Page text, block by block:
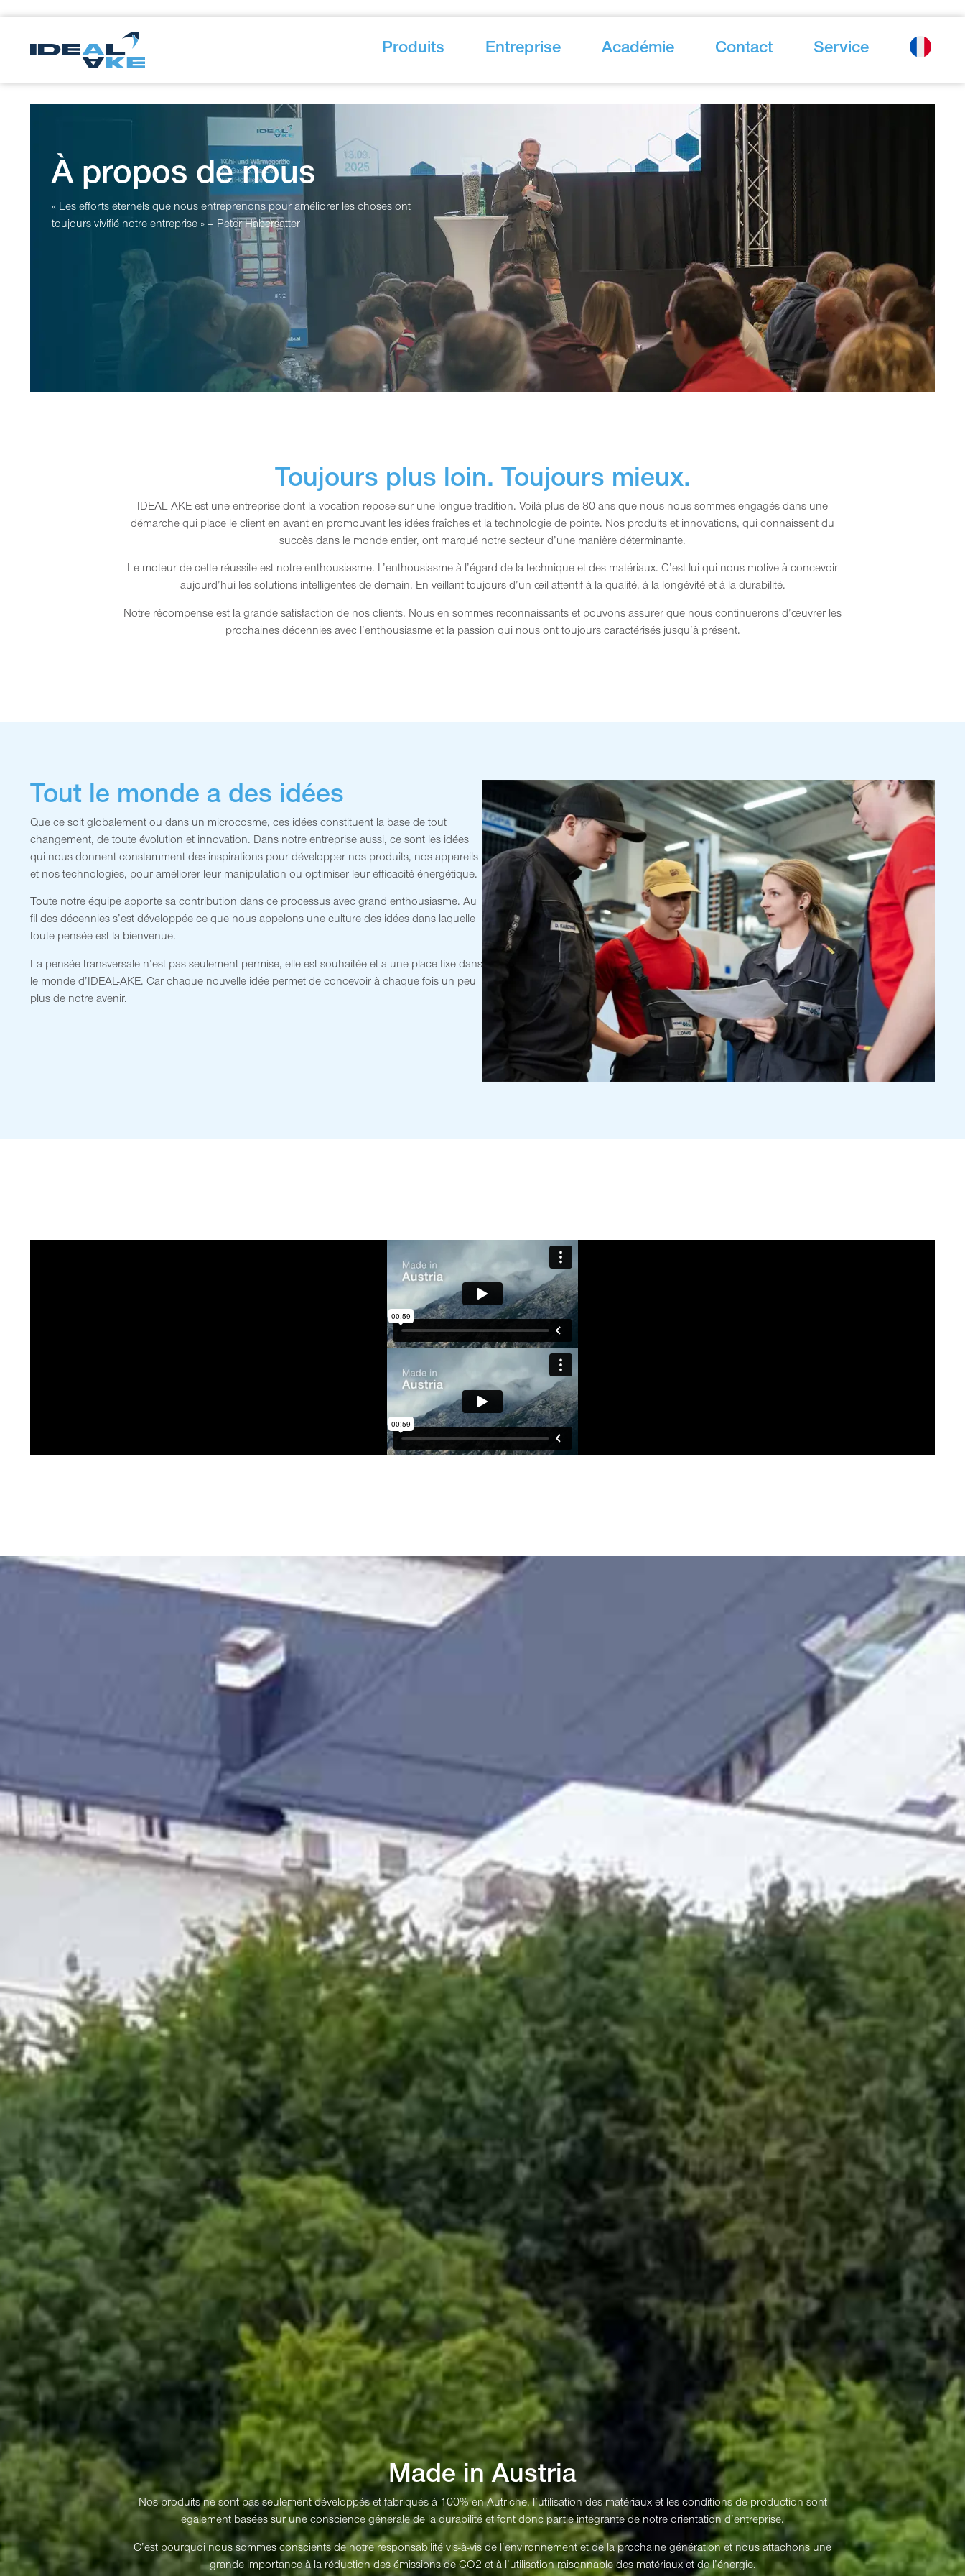
Produits Entreprise Académie Contact Service
À propos de nous
« Les efforts éternels que nous entreprenons pour améliorer les choses ont
toujours vivifié notre entreprise » – Peter Habersatter
Toujours plus loin. Toujours mieux.
IDEAL AKE est une entreprise dont la vocation repose sur une longue tradition. Voilà plus de 80 ans que nous nous sommes engagés dans une
démarche qui place le client en avant en promouvant les idées fraîches et la technologie de pointe. Nos produits et innovations, qui connaissent du
succès dans le monde entier, ont marqué notre secteur d’une manière déterminante.
Le moteur de cette réussite est notre enthousiasme. L’enthousiasme à l’égard de la technique et des matériaux. C’est lui qui nous motive à concevoir
aujourd’hui les solutions intelligentes de demain. En veillant toujours d’un œil attentif à la qualité, à la longévité et à la durabilité.
Notre récompense est la grande satisfaction de nos clients. Nous en sommes reconnaissants et pouvons assurer que nous continuerons d’œuvrer les
prochaines décennies avec l’enthousiasme et la passion qui nous ont toujours caractérisés jusqu’à présent.
Tout le monde a des idées
Que ce soit globalement ou dans un microcosme, ces idées constituent la base de tout
changement, de toute évolution et innovation. Dans notre entreprise aussi, ce sont les idées
qui nous donnent constamment des inspirations pour développer nos produits, nos appareils
et nos technologies, pour améliorer leur manipulation ou optimiser leur efficacité énergétique.
Toute notre équipe apporte sa contribution dans ce processus avec grand enthousiasme. Au
fil des décennies s’est développée ce que nous appelons une culture des idées dans laquelle
toute pensée est la bienvenue.
La pensée transversale n’est pas seulement permise, elle est souhaitée et a une place fixe dans
le monde d’IDEAL-AKE. Car chaque nouvelle idée permet de concevoir à chaque fois un peu
plus de notre avenir.
Made in Austria
Nos produits ne sont pas seulement développés et fabriqués à 100% en Autriche, l’utilisation des matériaux et les conditions de production sont
également basées sur une conscience générale de la durabilité et font donc partie intégrante de notre orientation d’entreprise.
C’est pourquoi nous sommes conscients de notre responsabilité vis-à-vis de l’environnement et de la prochaine génération et nous attachons une
grande importance à la réduction des émissions de CO2 et à l’utilisation raisonnable des matériaux et de l’énergie.